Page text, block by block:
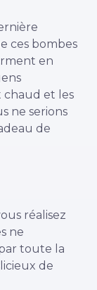
ces bombes
en
chaud et les
ne serions
de
réalisez
ne
toute la
de